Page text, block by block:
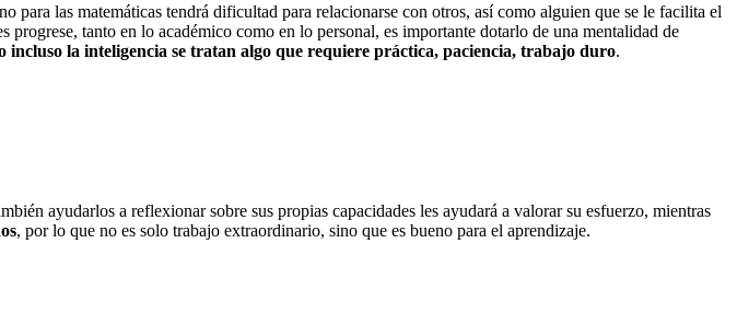
las matemáticas tendrá dificultad para relacionarse con otros, así como alguien que se le facilita el
tanto en lo académico como en lo personal, es importante dotarlo de una mentalidad de
la inteligencia se tratan algo que requiere práctica, paciencia, trabajo duro.
ayudarlos a reflexionar sobre sus propias capacidades les ayudará a valorar su esfuerzo, mientras
, por lo que no es solo trabajo extraordinario, sino que es bueno para el aprendizaje.